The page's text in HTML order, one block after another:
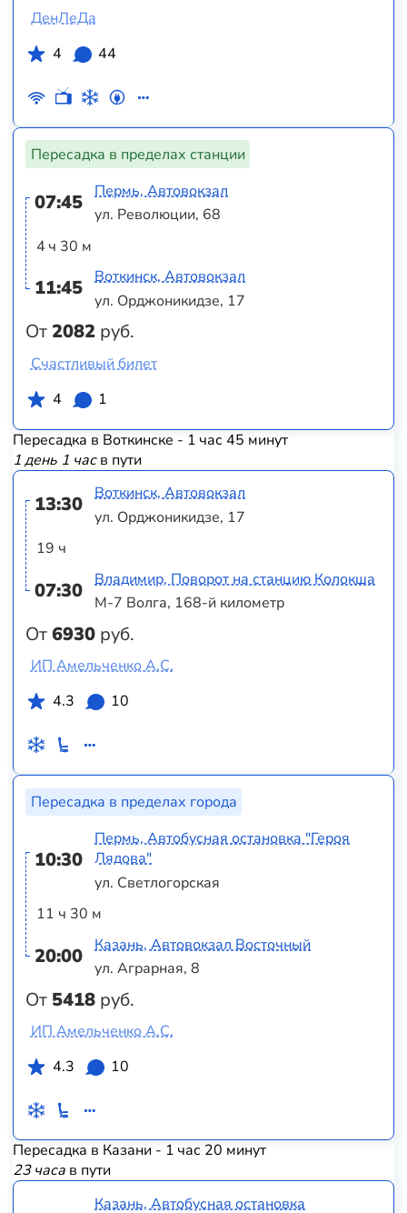
ДенЛеДа
4
44
Пересадка в пределах станции
07:45
4 ч 30 м
11:45
От2082 руб.
Пермь, Автовокзал
ул. Революции, 68
Воткинск, Автовокзал
ул. Орджоникидзе, 17
Счастливый билет
4
1
Пересадка в Воткинске - 1 час 45 минут
1 день 1 часв пути
13:30
19 ч
07:30
От6930 руб.
Воткинск, Автовокзал
ул. Орджоникидзе, 17
Владимир, Поворот на станцию Колокша
М-7 Волга, 168-й километр
ИП Амельченко А.С.
4.3
10
Пересадка в пределах города
10:30
11 ч 30 м
20:00
От 5418 руб.
Пермь, Автобусная остановка "Героя
Лядова"
ул. Светлогорская
Казань, Автовокзал Восточный
ул. Аграрная, 8
ИП Амельченко А.С.
4.3
10
Пересадка в Казани - 1 час 20 минут
23 часав пути
Казань, Автобусная остановка